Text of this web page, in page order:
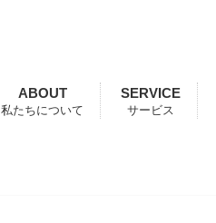
ABOUT
私たちについて
SERVICE
サービス